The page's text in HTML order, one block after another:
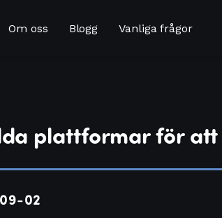
Om oss Blogg Vanliga frågor
plattformar för
02